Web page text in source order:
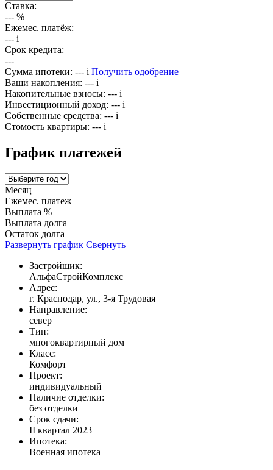
Ставка:
--- %
Ежемес. платёж:
--- i
Срок кредита:
---
Сумма ипотеки: --- i Получить одобрение
Ваши накопления: --- i
Накопительные взносы: --- i
Инвестиционный доход: --- i
Собственные средства: --- i
Стомость квартиры: --- i
График платежей
Месяц
Ежемес. платеж
Выплата %
Выплата долга
Остаток долга
Развернуть график Свернуть
Застройщик:
АльфаСтройКомплекс
Адрес:
г. Краснодар, ул., 3-я Трудовая
Направление:
север
Тип:
многоквартирный дом
Класс:
Комфорт
Проект:
индивидуальный
Наличие отделки:
без отделки
Срок сдачи:
II квартал 2023
Ипотека:
Военная ипотека